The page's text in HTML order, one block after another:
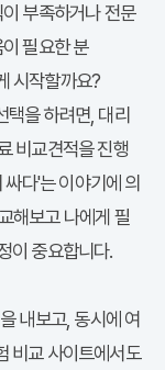
부족하거나 전문
필요한 분
시작할까요?
택을 하려면, 다이렉트
대리
비교견적을 진행
다'는 이야기에 의
해보고 나에게 필
이 중요합니다.
내보고, 동시에 여
비교 사이트에서도